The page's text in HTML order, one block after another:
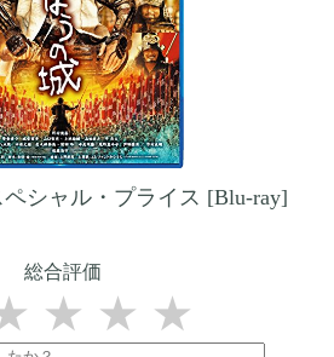
シャル・プライス [Blu-ray]
総合評価
★
★
★